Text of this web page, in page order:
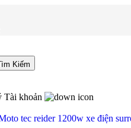
Kiếm
Tài khoản
tec reider 1200w xe điện